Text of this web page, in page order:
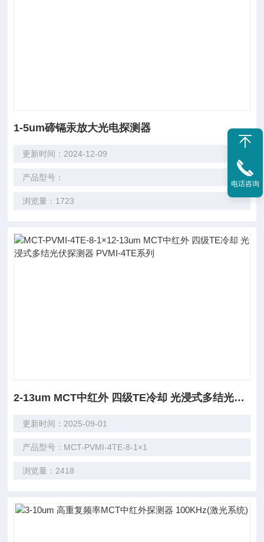
1-5um碲镉汞放大光电探测器
更新时间：2024-12-09
产品型号：
浏览量：1723
2-13um MCT中红外 四级TE冷却 光浸式多结光伏探测器 PVMI-4TE系列
更新时间：2025-09-01
产品型号：MCT-PVMI-4TE-8-1×1
浏览量：2418
电话咨询